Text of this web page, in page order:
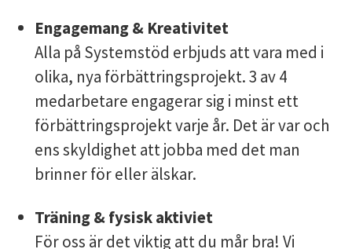
Engagemang & Kreativitet
Alla på Systemstöd erbjuds att vara med i
olika, nya förbättringsprojekt. 3 av 4
medarbetare engagerar sig i minst ett
förbättringsprojekt varje år. Det är var och
ens skyldighet att jobba med det man
brinner för eller älskar.
Träning & fysisk aktiviet
För oss är det viktig att du mår bra! Vi